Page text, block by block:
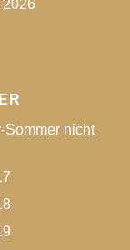
Sommer nicht